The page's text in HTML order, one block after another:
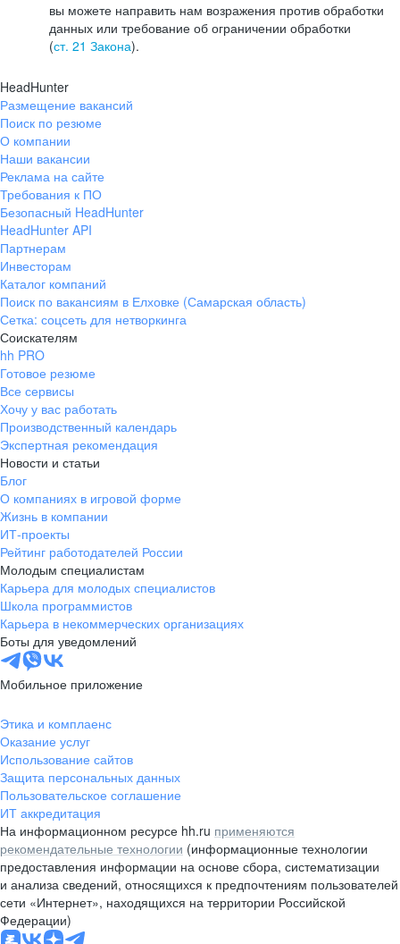
вы можете направить нам возражения против обработки
данных или требование об ограничении обработки
(ст. 21 Закона).
HeadHunter
Размещение вакансий
Поиск по резюме
О компании
Наши вакансии
Реклама на сайте
Требования к ПО
Безопасный HeadHunter
HeadHunter API
Партнерам
Инвесторам
Каталог компаний
Поиск по вакансиям в Елховке (Самарская область)
Сетка: соцсеть для нетворкинга
Соискателям
hh PRO
Готовое резюме
Все сервисы
Хочу у вас работать
Производственный календарь
Экспертная рекомендация
Новости и статьи
Блог
О компаниях в игровой форме
Жизнь в компании
ИТ-проекты
Рейтинг работодателей России
Молодым специалистам
Карьера для молодых специалистов
Школа программистов
Карьера в некоммерческих организациях
Боты для уведомлений
Мобильное приложение
Этика и комплаенс
Оказание услуг
Использование сайтов
Защита персональных данных
Пользовательское соглашение
ИТ аккредитация
На информационном ресурсе hh.ru применяются
рекомендательные технологии (информационные технологии
предоставления информации на основе сбора, систематизации
и анализа сведений, относящихся к предпочтениям пользователей
сети «Интернет», находящихся на территории Российской
Федерации)